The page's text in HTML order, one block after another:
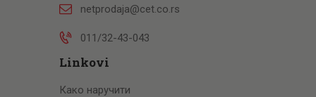
netprodaja@cet.co.rs
011/32-43-043
Linkovi
Како наручити